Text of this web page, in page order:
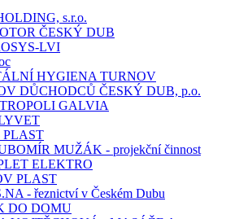
s.r.o.
ČESKÝ DUB
LVI
HYGIENA TURNOV
DŮCHODCŮ ČESKÝ DUB, p.o.
GALVIA
PLAST
MUŽÁK - projekční činnost
ELEKTRO
PLAST
- řeznictví v Českém Dubu
DO DOMU